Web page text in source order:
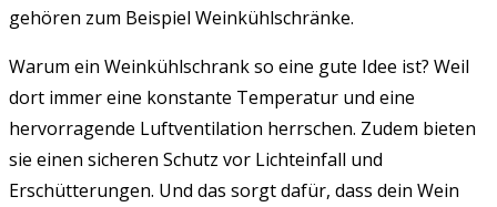
gehören zum Beispiel Weinkühlschränke.
Warum ein Weinkühlschrank so eine gute Idee ist? Weil
dort immer eine konstante Temperatur und eine
hervorragende Luftventilation herrschen. Zudem bieten
sie einen sicheren Schutz vor Lichteinfall und
Erschütterungen. Und das sorgt dafür, dass dein Wein